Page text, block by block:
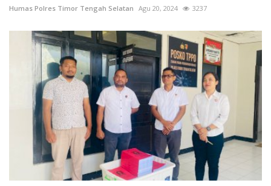
Humas Polres Timor Tengah Selatan Agu 20, 2024 3237